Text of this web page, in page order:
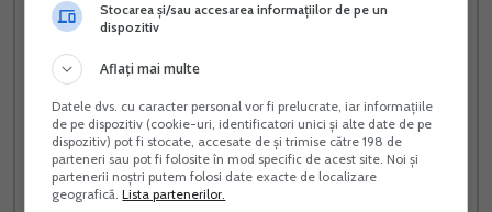
3 culturi profitabile - Goji
Merisoare Aronia
Cresterea prepelitelor
japoneze
Stocarea și/sau accesarea informațiilor de pe un
dispozitiv
Aflați mai multe
Datele dvs. cu caracter personal vor fi prelucrate, iar informațiile
de pe dispozitiv (cookie-uri, identificatori unici și alte date de pe
dispozitiv) pot fi stocate, accesate de și trimise către 198 de
parteneri sau pot fi folosite în mod specific de acest site. Noi și
partenerii noștri putem folosi date exacte de localizare
geografică.Lista partenerilor.